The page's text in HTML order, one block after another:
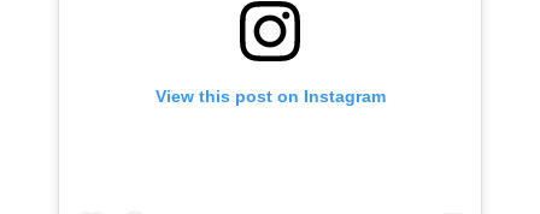
View this post on Instagram